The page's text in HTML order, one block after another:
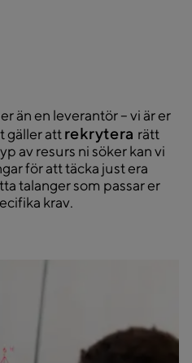
än en leverantör – vi är er
gäller att rekrytera rätt
av resurs ni söker kan vi
för att täcka just era
talanger som passar er
krav.